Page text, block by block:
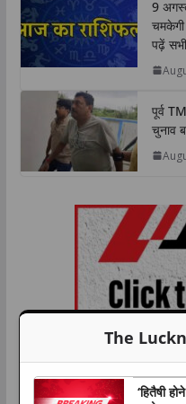
9
चमकेगी
पढ़ें
पूर्व
चुनाव
The
‘हितैषी